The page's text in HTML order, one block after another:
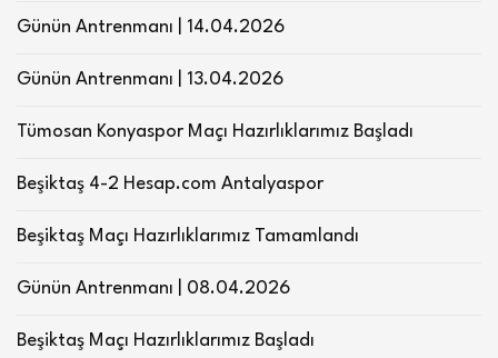
Günün Antrenmanı | 14.04.2026
Günün Antrenmanı | 13.04.2026
Tümosan Konyaspor Maçı Hazırlıklarımız Başladı
Beşiktaş 4-2 Hesap.com Antalyaspor
Beşiktaş Maçı Hazırlıklarımız Tamamlandı
Günün Antrenmanı | 08.04.2026
Beşiktaş Maçı Hazırlıklarımız Başladı